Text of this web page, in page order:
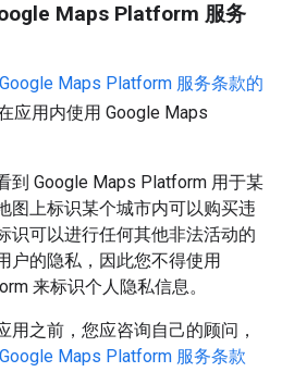
Maps Platform 服务
Google Maps Platform 服务条款的
应用内使用 Google Maps
到 Google Maps Platform 用于某
图上标识某个城市内可以购买违
识可以进行任何其他非法活动的
户的隐私，因此您不得使用
来标识个人隐私信息。
用之前，您应咨询自己的顾问，
Google Maps Platform 服务条款